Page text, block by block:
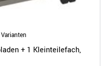
+ 1 Kleinteilefach,